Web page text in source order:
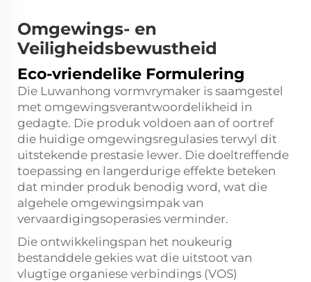
Omgewings- en
Veiligheidsbewustheid
Eco-vriendelike Formulering
Die Luwanhong vormvrymaker is saamgestel
met omgewingsverantwoordelikheid in
gedagte. Die produk voldoen aan of oortref
die huidige omgewingsregulasies terwyl dit
uitstekende prestasie lewer. Die doeltreffende
toepassing en langerdurige effekte beteken
dat minder produk benodig word, wat die
algehele omgewingsimpak van
vervaardigingsoperasies verminder.
Die ontwikkelingspan het noukeurig
bestanddele gekies wat die uitstoot van
vlugtige organiese verbindings (VOS)